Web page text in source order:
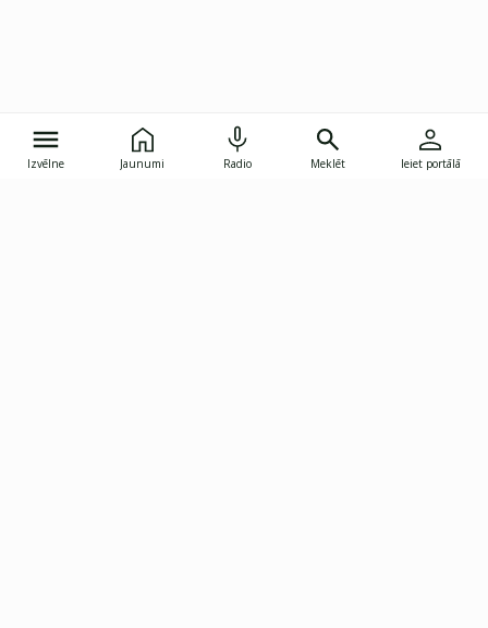
Izvēlne Jaunumi Radio Meklēt Ieiet portālā